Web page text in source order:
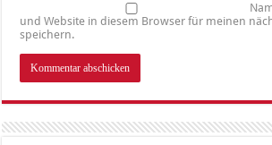
und Website in diesem Browser für meinen
speichern.